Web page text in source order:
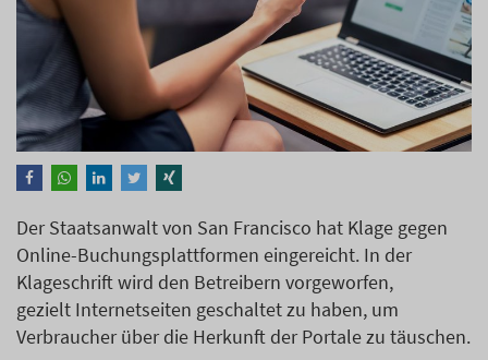
Der Staatsanwalt von San Francisco hat Klage gegen
Online-Buchungsplattformen eingereicht. In der
Klageschrift wird den Betreibern vorgeworfen,
gezielt Internetseiten geschaltet zu haben, um
Verbraucher über die Herkunft der Portale zu täuschen.